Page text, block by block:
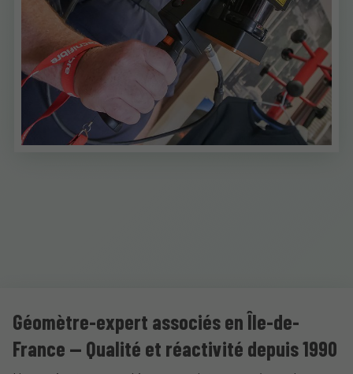
Géomètre-expert associés en Île-de-
France — Qualité et réactivité depuis 1990